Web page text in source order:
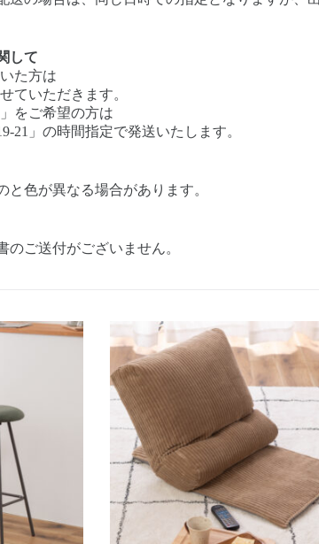
して
た方は
ていただきます。
をご希望の方は
21」の時間指定で発送いたします。
色が異なる場合があります。
のご送付がございません。